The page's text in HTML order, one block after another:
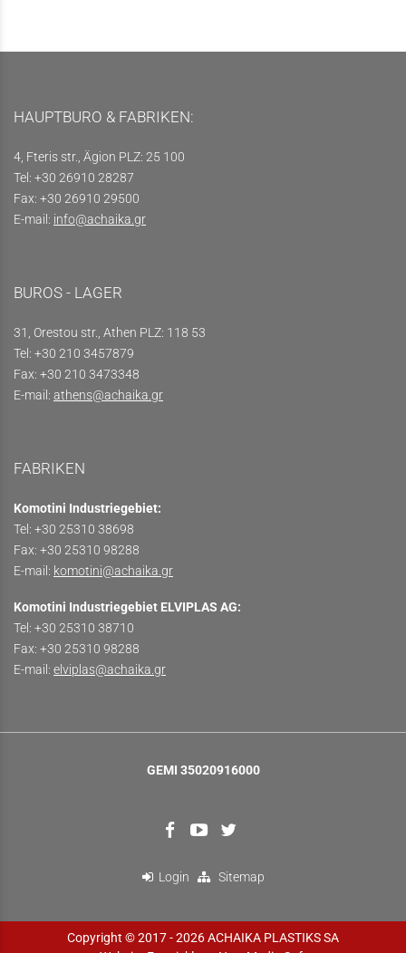
HAUPTBURO & FABRIKEN:
4, Fteris str., Ägion PLZ: 25 100
Tel: +30 26910 28287
Fax: +30 26910 29500
E-mail: info@achaika.gr
BUROS - LAGER
31, Orestou str., Athen PLZ: 118 53
Tel: +30 210 3457879
Fax: +30 210 3473348
E-mail: athens@achaika.gr
FABRIKEN
Komotini Industriegebiet:
Tel: +30 25310 38698
Fax: +30 25310 98288
E-mail: komotini@achaika.gr
Komotini Industriegebiet ELVIPLΑS AG:
Tel: +30 25310 38710
Fax: +30 25310 98288
E-mail: elviplas@achaika.gr
GEMI 35020916000
Login Sitemap
Copyright © 2017 - 2026 ACHAIKA PLASTIKS SA